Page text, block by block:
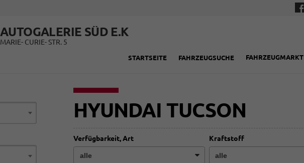
AUTOGALERIE SÜD E.K
MARIE- CURIE- STR. 5
STARTSEITE FAHRZEUGSUCHE FAHRZEUGMARKT
HYUNDAI TUCSON
Verfügbarkeit, Art Kraftstoff